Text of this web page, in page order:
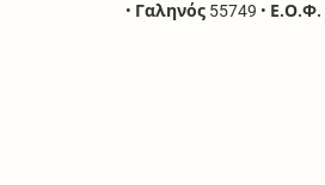
• Γαληνός55749 • Ε.Ο.Φ.